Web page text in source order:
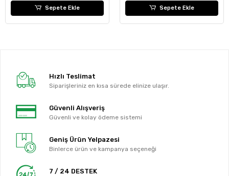
Sepete Ekle Sepete Ekle
Hızlı Teslimat
Siparişleriniz en kısa sürede elinize ulaşır.
Güvenli Alışveriş
Güvenli ve kolay ödeme sistemi
Geniş Ürün Yelpazesi
Binlerce ürün ve kampanya seçeneği
7 / 24 DESTEK